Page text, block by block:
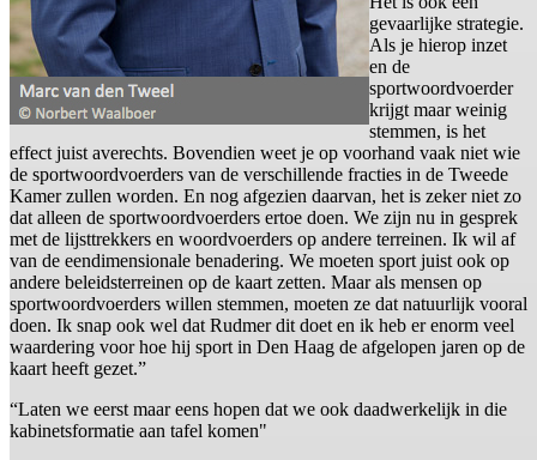
gevaarlijke strategie.
Als je hierop inzet
en de
sportwoordvoerder
krijgt maar weinig
stemmen, is het
effect juist averechts. Bovendien weet je op voorhand vaak niet wie
de sportwoordvoerders van de verschillende fracties in de Tweede
Kamer zullen worden. En nog afgezien daarvan, het is zeker niet zo
dat alleen de sportwoordvoerders ertoe doen. We zijn nu in gesprek
met de lijsttrekkers en woordvoerders op andere terreinen. Ik wil af
van de eendimensionale benadering. We moeten sport juist ook op
andere beleidsterreinen op de kaart zetten. Maar als mensen op
sportwoordvoerders willen stemmen, moeten ze dat natuurlijk vooral
doen. Ik snap ook wel dat Rudmer dit doet en ik heb er enorm veel
waardering voor hoe hij sport in Den Haag de afgelopen jaren op de
kaart heeft gezet.”
“Laten we eerst maar eens hopen dat we ook daadwerkelijk in die
kabinetsformatie aan tafel komen"